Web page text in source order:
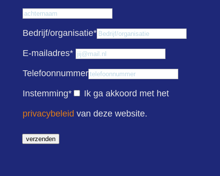
Achternaam
Bedrijf/organisatie*
E-mailadres*
Telefoonnummer
Instemming* Ik ga akkoord met het
privacybeleid van deze website.
verzenden